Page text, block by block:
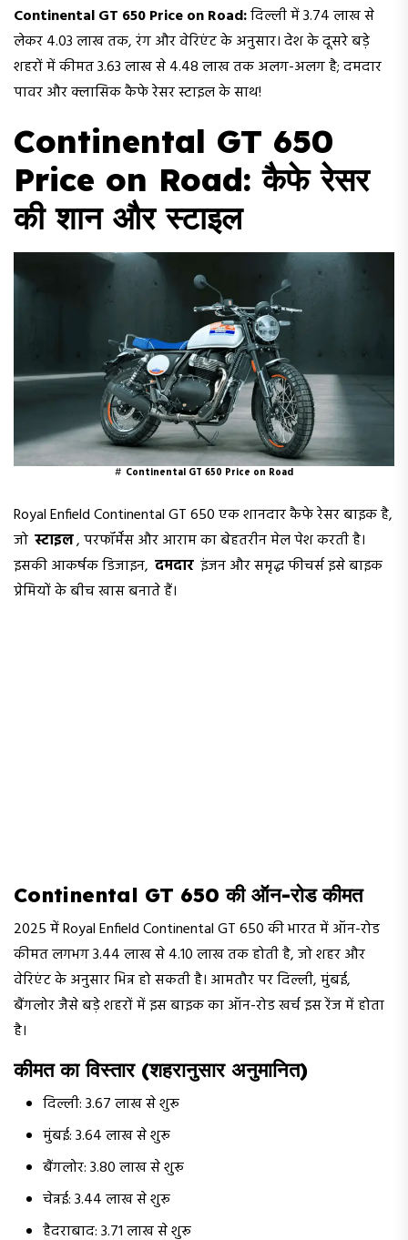
Continental GT 650 Price on Road:दिल्ली में ₹3.74 लाख से
लेकर ₹4.03 लाख तक, रंग और वेरिएंट के अनुसार। देश के दूसरे बड़े
शहरों में कीमत ₹3.63 लाख से ₹4.48 लाख तक अलग-अलग है; दमदार
पावर और क्लासिक कैफे रेसर स्टाइल के साथ!
Continental GT 650
Price on Road: कैफे रेसर
की शान और स्टाइल
# Continental GT 650 Price on Road
Royal Enfield Continental GT 650 एक शानदार कैफे रेसर बाइक है,
जो स्टाइल, परफॉर्मेंस और आराम का बेहतरीन मेल पेश करती है।
इसकी आकर्षक डिजाइन, दमदार इंजन और समृद्ध फीचर्स इसे बाइक
प्रेमियों के बीच खास बनाते हैं।
Continental GT 650 की ऑन-रोड कीमत
2025 में Royal Enfield Continental GT 650 की भारत में ऑन-रोड
कीमत लगभग ₹3.44 लाख से ₹4.10 लाख तक होती है, जो शहर और
वेरिएंट के अनुसार भिन्न हो सकती है। आमतौर पर दिल्ली, मुंबई,
बैंगलोर जैसे बड़े शहरों में इस बाइक का ऑन-रोड खर्च इस रेंज में होता
है।
कीमत का विस्तार (शहरानुसार अनुमानित)
दिल्ली: ₹3.67 लाख से शुरू
मुंबई: ₹3.64 लाख से शुरू
बैंगलोर: ₹3.80 लाख से शुरू
चेन्नई: ₹3.44 लाख से शुरू
हैदराबाद: ₹3.71 लाख से शुरू